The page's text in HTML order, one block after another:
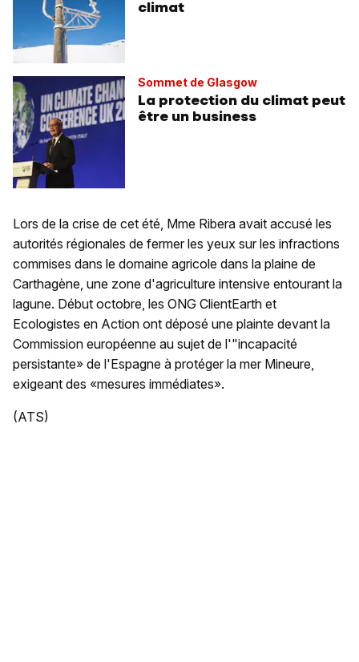
climat
Sommet de Glasgow
La protection du climat peut
être un business
Lors de la crise de cet été, Mme Ribera avait accusé les
autorités régionales de fermer les yeux sur les infractions
commises dans le domaine agricole dans la plaine de
Carthagène, une zone d'agriculture intensive entourant la
lagune. Début octobre, les ONG ClientEarth et
Ecologistes en Action ont déposé une plainte devant la
Commission européenne au sujet de l'"incapacité
persistante» de l'Espagne à protéger la mer Mineure,
exigeant des «mesures immédiates».
(ATS)